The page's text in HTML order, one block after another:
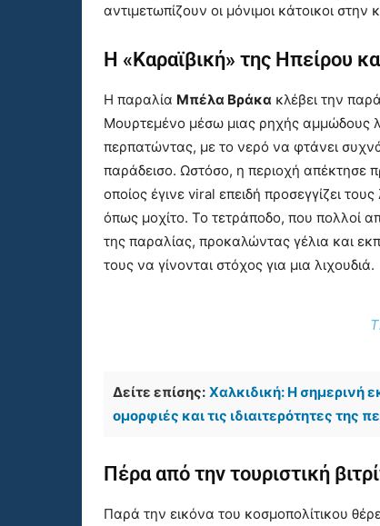
αντιμετωπίζουν οι μόνιμοι κάτοικοι στην
Η «Καραϊβική» της Ηπείρου
Η παραλία Μπέλα Βράκα κλέβει την
Μουρτεμένο μέσω μιας ρηχής αμμώδους
περπατώντας, με το νερό να φτάνει
παράδεισο. Ωστόσο, η περιοχή απέκτησε
οποίος έγινε viral επειδή προσεγγίζει
όπως μοχίτο. Το τετράποδο, που πολλοί
της παραλίας, προκαλώντας γέλια και
τους να γίνονται στόχος για μια λιχουδιά.
Δείτε επίσης: Χαλκιδική: Η σημερινή
ομορφιές και τις ιδιαιτερότητες της
Πέρα από την τουριστική
Παρά την εικόνα του κοσμοπολίτικου